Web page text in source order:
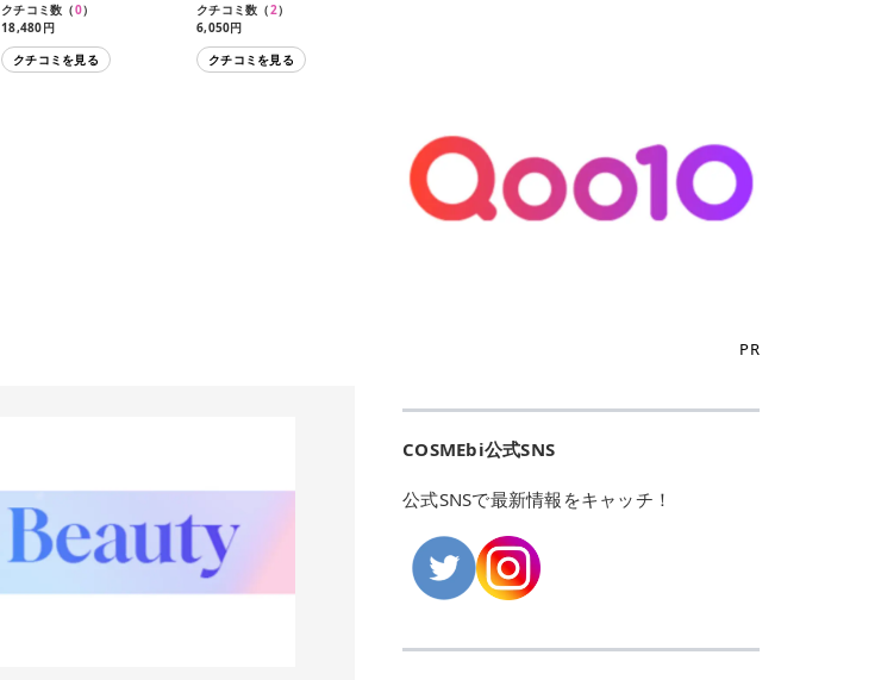
クチコミ数（0）
18,480円
クチコミを見る
クチコミ数（2）
6,050円
クチコミを見る
「ゆらぎやすい肌をすこやかに整え
るカーミングケアパッド」 ツボクサ
エキス（保湿成分）配合で、肌荒れ
や赤みが気になる肌をやさしく整え
テンを含むにんじん由来成分で、乾
るQoo10での購入はこちら 5. ANU
グパッド 「うるおいを与えながら肌
のキメを整えるバランスケアパッ
で、肌にうるおいを与えながらキメ
を整え、すこやかな肌状態へ導くデ
イリーケアアイテムです。 *1 チャ
MEDIHEAL PDRNリフティングパッ
こからは、東京で人気のフレイアク
リニック・レジーナクリニック・エ
ミナルクリニック・リゼクリニック
の4院について、おすすめのポイン
ンケート 対象期間：2024/12/11～2
谷、銀座など7院があり、どこも駅
21時まで開いているので、お仕事や
です。 ♡クイックプラン 時間をか
けてしっかり脱毛。割引制度や保証
サービスは充実！ 全身＋VIO 52,80
0円(税込) 5回コース 所要時間が60
分で完了 全身＋VIO＋顔 94,600円
(税込) 5回コース 36箇所の脱毛が可
カリしたくありませんよね。エミナ
ルクリニックなら、最短1ヶ月ペー
スで通えるため、最短6ヶ月の全身
脱毛プランを選ぶことができます！
ルは強い味方。北海道から沖縄まで
こも駅チカの好立地なんです。しか
い毎日でも無理なく予定に組み込め
なります）。 そして嬉しいのが、施
術室がカーテン仕切りではなくドア
付きの完全個室になっていること！
女性専用のプライベート空間なの
して施術を受けられます。 痛みに配
ント おすすめパーソナルカラー 02
モモ イエベ春・ブルベ夏 03 ワイン
ベリー ブルベ冬 05 フィグピューレ
ブルベ夏・イエベ春 06 ラズベリー
チュラルメイクなら「02 モモ」 自
トロベリーボンボン」 上品で落ち着
やすい万能カラーなら「05 フィグ
気カラーです。 韓国メイク・透明感
青みピンクが透明感を引き立てま
す。 イエベ春なら「07 フルーツオ
レ」 やわらかく可愛らしい印象に仕
ント処方のため、塗布後は色が定着
> あんずのほのかに甘い香りがしま
すが > 強くないのでいつでも使える
印象です > > 1本持っていると髪だ
けではなくボディやネイルケアにも
ある目もとをかなえる、フォルム整
ばゆく発色し、光の効果で目もとが
使用した方のクチコミ > 5 > 鮮やか
る目もとを作れるアイシャドウ♡ >
パウダータイプなのに粉っぽさがな
くぴたっと密着♡発色が良くて煌め
体感を出せます✨ > > カラーの名前
ビッグセール「メガ割」では、20%
OFFクーポンなどを使って、SNSで
バズっている美容液やパック、限定
の豪華キットをどこよりもお得にゲ
は、2,000万件を超える圧倒的なボ
能にあります。 自分の年齢や肌質
（乾燥肌・敏感肌など）、あるいは
に合わせてクチコミを絞り込めるた
め、自分に本当に合うコスメを失敗
せずに見つけられる美容の羅針盤と
スメアワード（ベスコス）」は、日
PR
COSMEbi公式SNS
公式SNSで最新情報をキャッチ！